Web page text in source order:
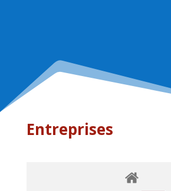
Entreprises